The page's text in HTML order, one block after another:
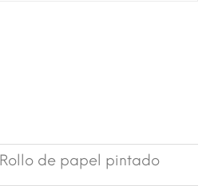
Rollo de papel pintado